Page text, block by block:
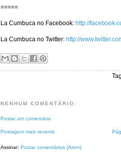
=====
La Cumbuca no Facebook: http://
La Cumbuca no Twitter: http://
NENHUM COMENTÁRIO:
Postar um comentário
Postagem mais recente
Assinar: Postar comentários (Atom)